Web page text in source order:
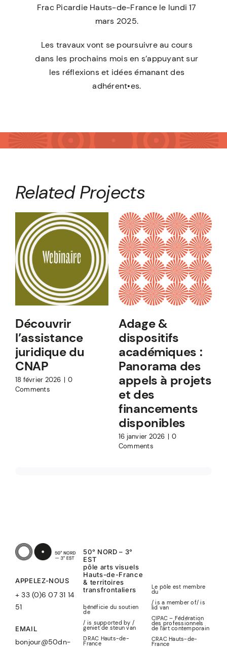
Frac Picardie Hauts-de-France le lundi 17
mars 2025.
Les travaux vont se poursuivre au cours
dans les prochains mois en s’appuyant sur
les réflexions et idées émanant des
adhérent•es.
Related Projects
Découvrir
l’assistance
juridique du
CNAP
18 février 2026 | 0
Comments
Adage &
dispositifs
académiques :
Panorama des
appels à projets
et des
financements
disponibles
16 janvier 2026 | 0
Comments
APPELEZ-NOUS
+ 33 (0)6 07 31 14
51
EMAIL
bonjour@50dn-
50° NORD – 3°
EST
pôle arts visuels
Hauts-de-France
& territoires
transfrontaliers
bénéficie du soutien
de
/ is supported by /
geniet de steun van
DRAC Hauts-de-
France
Le pôle est membre
du
/ is a member of/is
lid van
CIPAC – Fédération
des professionnels
de l’art contemporain
CRAC Hauts-de-
France